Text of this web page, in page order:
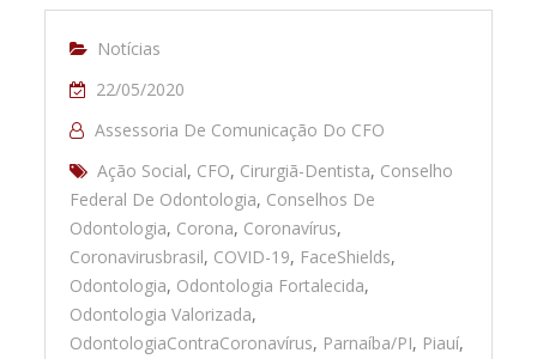
Notícias
22/05/2020
Assessoria De Comunicação Do CFO
Ação Social, CFO, Cirurgiã-Dentista, Conselho
Federal De Odontologia, Conselhos De
Odontologia, Corona, Coronavírus,
Coronavirusbrasil, COVID-19, FaceShields,
Odontologia, Odontologia Fortalecida,
Odontologia Valorizada,
OdontologiaContraCoronavírus, Parnaíba/PI, Piauí,